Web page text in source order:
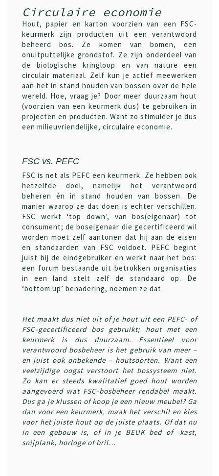
Circulaire economie
Hout, papier en karton voorzien van een FSC-
keurmerk zijn producten uit een verantwoord
beheerd bos. Ze komen van bomen, een
onuitputtelijke grondstof. Ze zijn onderdeel van
de biologische kringloop en van nature een
circulair materiaal. Zelf kun je actief meewerken
aan het in stand houden van bossen over de hele
wereld. Hoe, vraag je? Door meer duurzaam hout
(voorzien van een keurmerk dus) te gebruiken in
projecten en producten. Want zo stimuleer je dus
een milieuvriendelijke, circulaire economie.
FSC vs. PEFC
FSC is net als PEFC een keurmerk. Ze hebben ook
hetzelfde doel, namelijk het verantwoord
beheren én in stand houden van bossen. De
manier waarop ze dat doen is echter verschillen.
FSC werkt ‘top down’, van bos(eigenaar) tot
consument; de boseigenaar die gecertificeerd wil
worden moet zelf aantonen dat hij aan de eisen
en standaarden van FSC voldoet. PEFC begint
juist bij de eindgebruiker en werkt naar het bos:
een forum bestaande uit betrokken organisaties
in een land stelt zelf de standaard op. De
‘bottom up’ benadering, noemen ze dat.
Het maakt dus niet uit of je hout uit een PEFC- of
FSC-gecertificeerd bos gebruikt; hout met een
keurmerk is dus duurzaam. Essentieel voor
verantwoord bosbeheer is het gebruik van meer –
en juist ook onbekende – houtsoorten. Want een
veelzijdige oogst verstoort het bossysteem niet.
Zo kan er steeds kwalitatief goed hout worden
aangevoerd wat FSC-bosbeheer rendabel maakt.
Dus ga je klussen of koop je een nieuw meubel? Ga
dan voor een keurmerk, maak het verschil en kies
voor het juiste hout op de juiste plaats. Of dat nu
in een gebouw is, of in je BEUK bedof -kast,
snijplank, horloge of bril…